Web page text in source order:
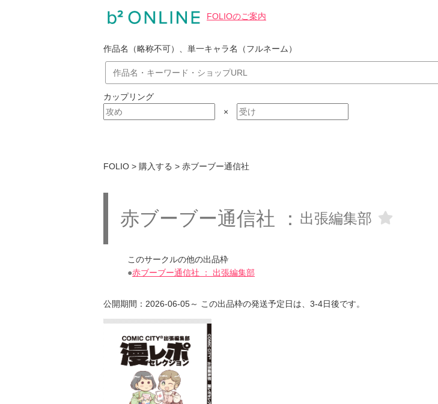
FOLIOのご案内
作品名（略称不可）、単一キャラ名（フルネーム）
カップリング
×
FOLIO > 購入する > 赤ブーブー通信社
赤ブーブー通信社 ： 出張編集部
このサークルの他の出品枠
●赤ブーブー通信社 ： 出張編集部
公開期間：2026-06-05～ この出品枠の発送予定日は、3-4日後です。